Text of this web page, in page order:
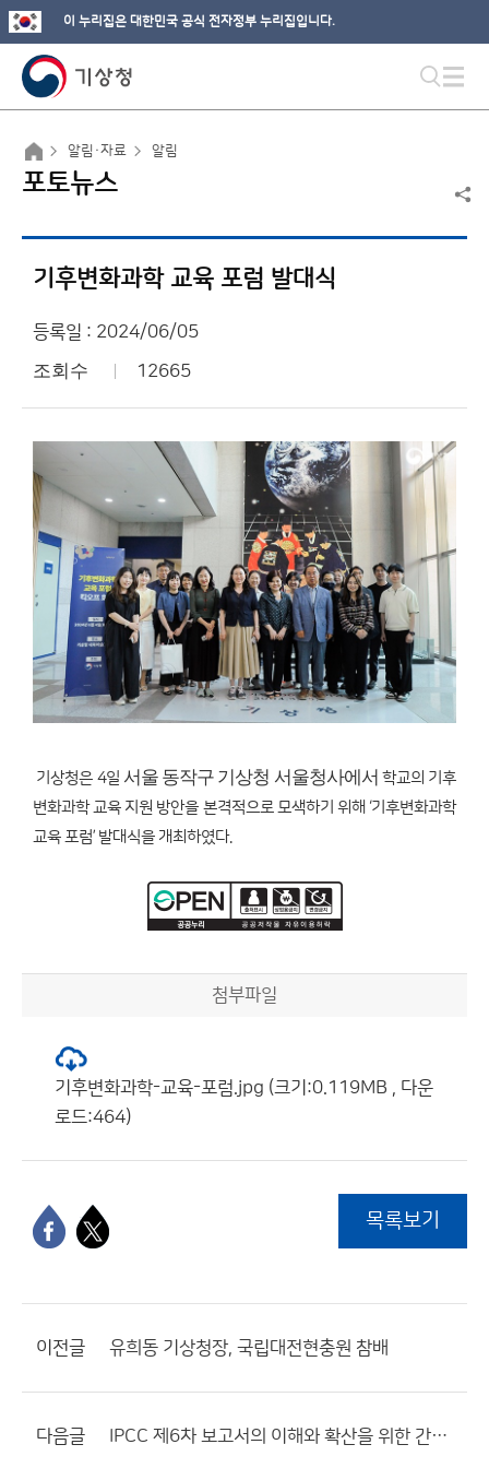
이 누리집은 대한민국 공식 전자정부 누리집입니다.
알림·자료 알림
포토뉴스
기후변화과학 교육 포럼 발대식
등록일 : 2024/06/05
조회수 12665
기상청은 4일 서울 동작구 기상청 서울청사에서 학교의 기후
변화과학 교육 지원 방안을 본격적으로 모색하기 위해 ‘기후변화과학
교육 포럼’ 발대식을 개최하였다.
첨부파일
기후변화과학-교육-포럼.jpg (크기:0.119MB , 다운
로드:464)
목록보기
이전글 유희동 기상청장, 국립대전현충원 참배
다음글 IPCC 제6차 보고서의 이해와 확산을 위한 간담회